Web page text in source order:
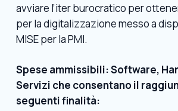
avviare l’iter burocratico per
per la digitalizzazione messo a
MISE per la PMI.
Spese ammissibili: Software,
Servizi che consentano il
seguenti finalità: